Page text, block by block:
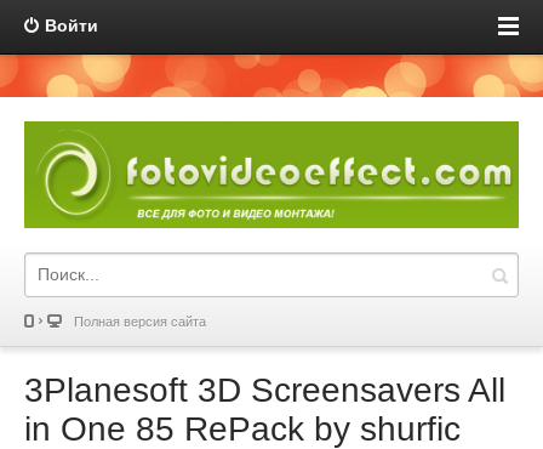
Войти
Полная версия сайта
3Planesoft 3D Screensavers All
in One 85 RePack by shurfic